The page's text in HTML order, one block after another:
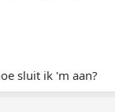
sluit ik 'm aan?